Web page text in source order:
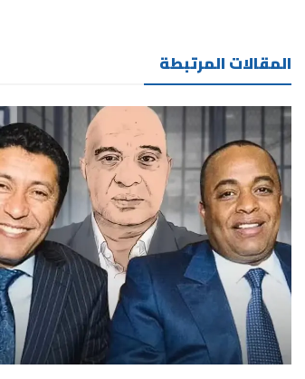
المقالات المرتبطة